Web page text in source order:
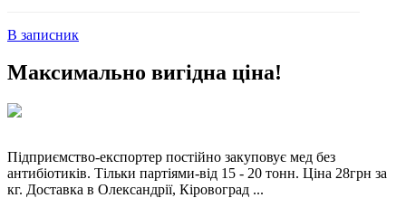
В записник
Максимально вигідна ціна!
Підприємство-експортер постійно закуповує мед без
антибіотиків. Тільки партіями-від 15 - 20 тонн. Ціна 28грн за
кг. Доставка в Олександрії, Кіровоград ...